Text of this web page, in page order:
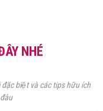
NHÉ
biệt và các tips hữu ích